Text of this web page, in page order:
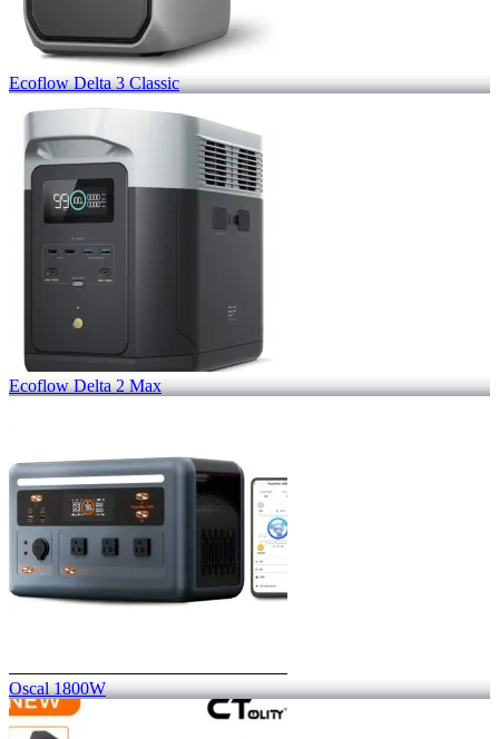
Ecoflow Delta 3 Classic
Ecoflow Delta 2 Max
Oscal 1800W